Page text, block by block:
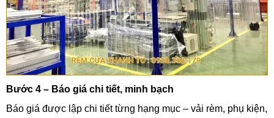
Bước 4 – Báo giá chi tiết, minh bạch
Báo giá được lập chi tiết từng hạng mục – vải rèm, phụ kiện,